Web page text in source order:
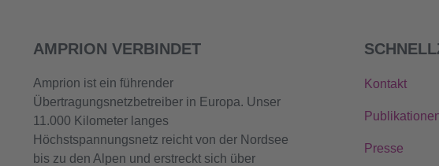
AMPRION VERBINDET
Amprion ist ein führender
Übertragungsnetzbetreiber in Europa. Unser
11.000 Kilometer langes
Höchstspannungsnetz reicht von der Nordsee
bis zu den Alpen und erstreckt sich über
Kontakt
Presse